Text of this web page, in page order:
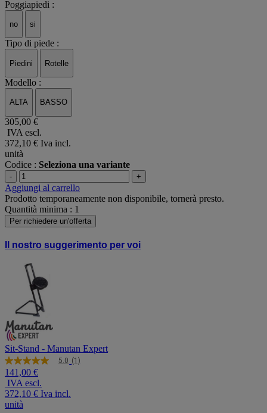
Poggiapiedi :
no si
Tipo di piede :
Piedini Rotelle
Modello :
ALTA BASSO
305,00 €
IVA escl.
372,10 € Iva incl.
unità
Codice : Seleziona una variante
- +
Aggiungi al carrello
Prodotto temporaneamente non disponibile, tornerà presto.
Quantità minima : 1
Per richiedere un'offerta
Il nostro suggerimento per voi
Sit-Stand - Manutan Expert
5.0
stelle
su
5
,
5.0 (1)
141,00 €
IVA escl.
372,10 € Iva incl.
unità